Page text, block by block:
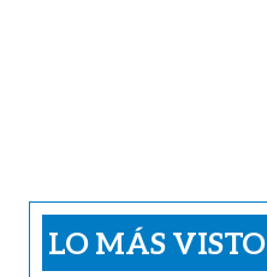
LO MÁS VISTO